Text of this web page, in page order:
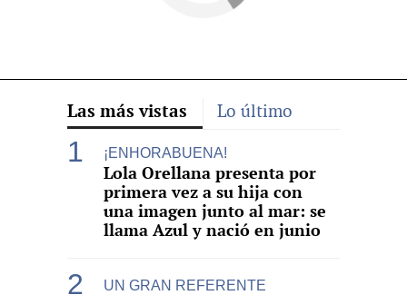
Las más vistas Lo último
¡ENHORABUENA!
Lola Orellana presenta por
primera vez a su hija con
una imagen junto al mar: se
llama Azul y nació en junio
UN GRAN REFERENTE